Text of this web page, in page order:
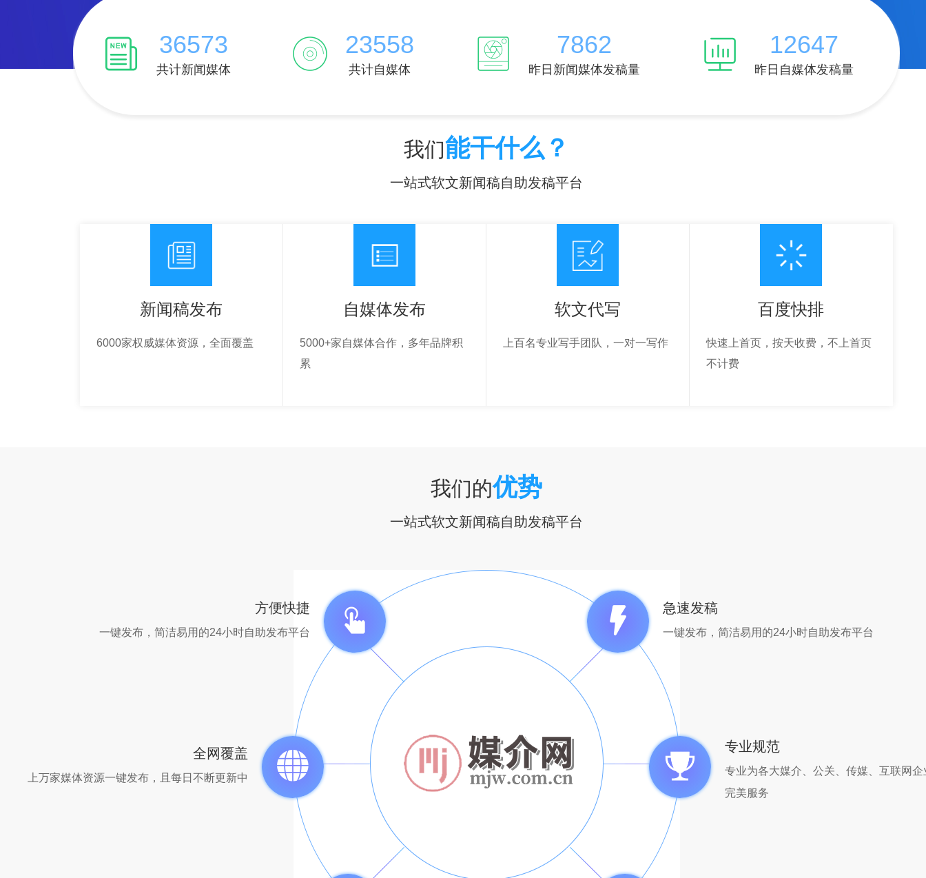
36573
共计新闻媒体
23558
共计自媒体
7862
昨日新闻媒体发稿量
12647
昨日自媒体发稿量
我们能干什么？
一站式软文新闻稿自助发稿平台
新闻稿发布
6000家权威媒体资源，全面覆盖
自媒体发布
5000+家自媒体合作，多年品牌积
累
软文代写
上百名专业写手团队，一对一写作
百度快排
快速上首页，按天收费，不上首页
不计费
我们的优势
一站式软文新闻稿自助发稿平台
方便快捷
一键发布，简洁易用的24小时自助发布平台
急速发稿
一键发布，简洁易用的24小时自助发布平台
全网覆盖
上万家媒体资源一键发布，且每日不断更新中
专业规范
专业为各大媒介、公关、传媒、互联网企
完美服务